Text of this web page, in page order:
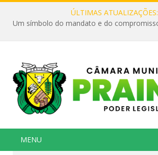
ÚLTIMAS ATUALIZAÇÕES:
MENU